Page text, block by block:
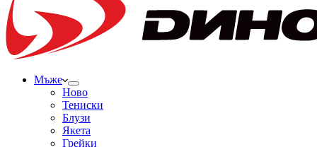
Мъже
Ново
Тениски
Блузи
Якета
Грейки